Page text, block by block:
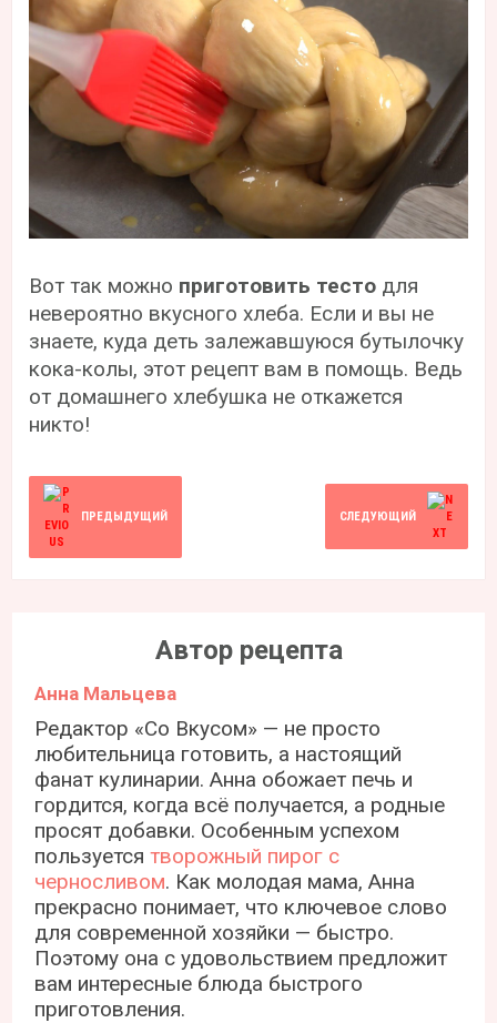
Вот так можно приготовить тесто для
невероятно вкусного хлеба. Если и вы не
знаете, куда деть залежавшуюся бутылочку
кока-колы, этот рецепт вам в помощь. Ведь
от домашнего хлебушка не откажется
никто!
ПРЕДЫДУЩИЙ СЛЕДУЮЩИЙ
Автор рецепта
Анна Мальцева
Редактор «Со Вкусом» — не просто
любительница готовить, а настоящий
фанат кулинарии. Анна обожает печь и
гордится, когда всё получается, а родные
просят добавки. Особенным успехом
пользуетсятворожный пирог с
черносливом. Как молодая мама, Анна
прекрасно понимает, что ключевое слово
для современной хозяйки — быстро.
Поэтому она с удовольствием предложит
вам интересные блюда быстрого
приготовления.